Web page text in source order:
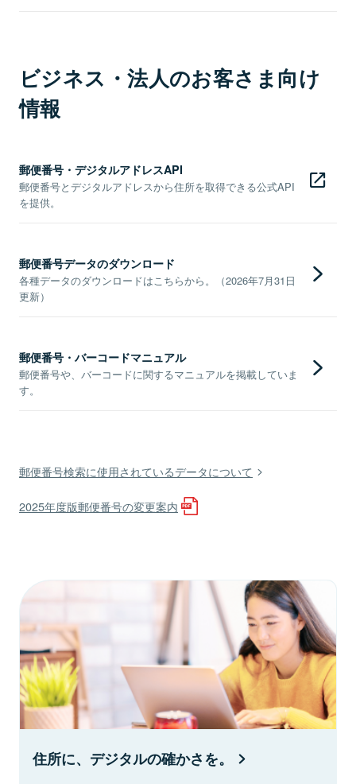
ビジネス・法人のお客さま向け
情報
郵便番号・デジタルアドレスAPI
郵便番号とデジタルアドレスから住所を取得できる公式API
を提供。
郵便番号データのダウンロード
各種データのダウンロードはこちらから。（2026年7月31日
更新）
郵便番号・バーコードマニュアル
郵便番号や、バーコードに関するマニュアルを掲載していま
す。
郵便番号検索に使用されているデータについて
2025年度版郵便番号の変更案内
住所に、デジタルの確かさを。